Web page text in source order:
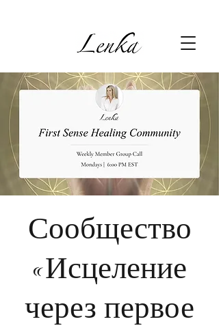
Сообщество
«Исцеление
через первое